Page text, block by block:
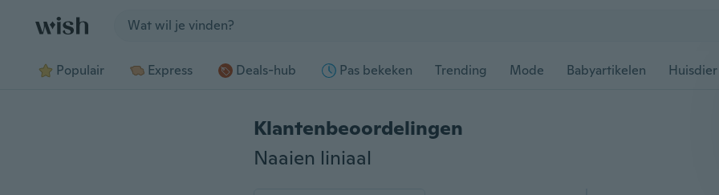
Populair Express Deals-hub Pas bekeken Trending Mode Babyartikelen
Klantenbeoordelingen
Naaien liniaal